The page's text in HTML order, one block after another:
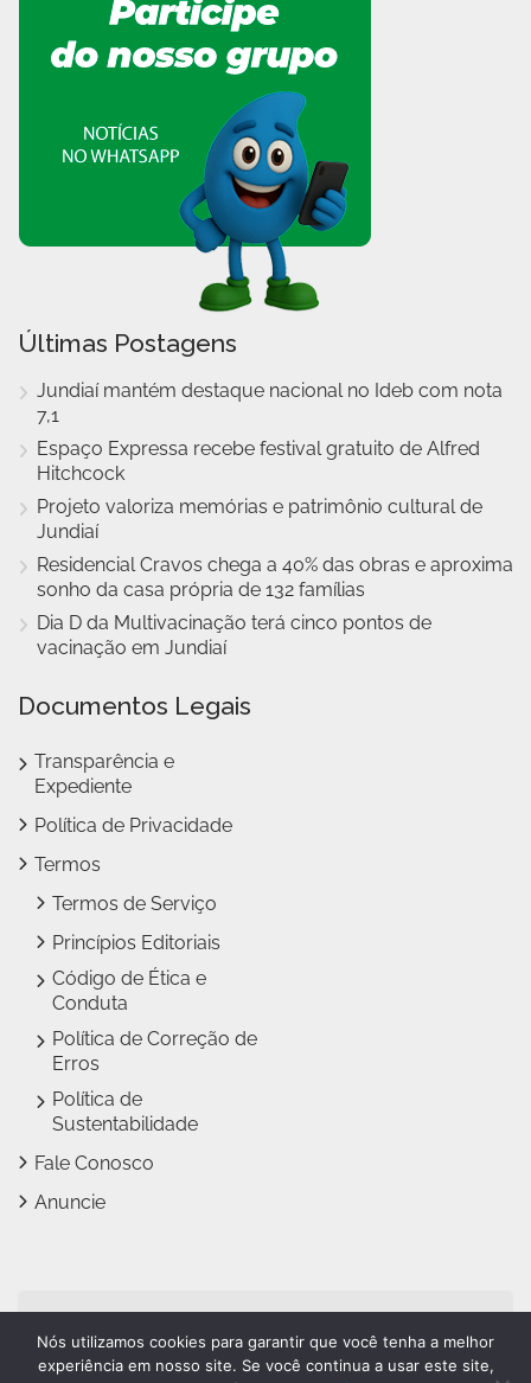
Últimas Postagens
Jundiaí mantém destaque nacional no Ideb com nota
7,1
Espaço Expressa recebe festival gratuito de Alfred
Hitchcock
Projeto valoriza memórias e patrimônio cultural de
Jundiaí
Residencial Cravos chega a 40% das obras e aproxima
sonho da casa própria de 132 famílias
Dia D da Multivacinação terá cinco pontos de
vacinação em Jundiaí
Documentos Legais
Transparência e
Expediente
Política de Privacidade
Termos
Termos de Serviço
Princípios Editoriais
Código de Ética e
Conduta
Política de Correção de
Erros
Política de
Sustentabilidade
Fale Conosco
Anuncie
Jundiaí Notícias faz parte
doGrupo Novo Dia
Nós utilizamos cookies para garantir que você tenha a melhor
experiência em nosso site. Se você continua a usar este site,